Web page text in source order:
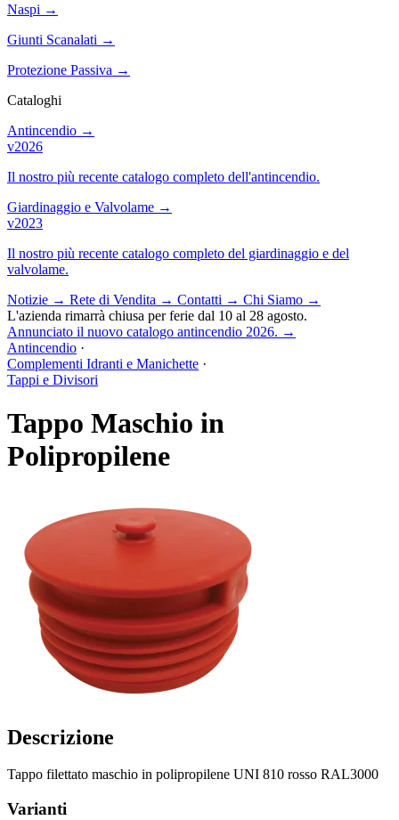
Naspi →
Giunti Scanalati →
Protezione Passiva →
Cataloghi
Antincendio →
v2026
Il nostro più recente catalogo completo dell'antincendio.
Giardinaggio e Valvolame →
v2023
Il nostro più recente catalogo completo del giardinaggio e del
valvolame.
Notizie → Rete di Vendita → Contatti → Chi Siamo →
L'azienda rimarrà chiusa per ferie dal 10 al 28 agosto.
Annunciato il nuovo catalogo antincendio 2026. →
Antincendio ·
Complementi Idranti e Manichette ·
Tappi e Divisori
Tappo Maschio in
Polipropilene
Descrizione
Tappo filettato maschio in polipropilene UNI 810 rosso RAL3000
Varianti